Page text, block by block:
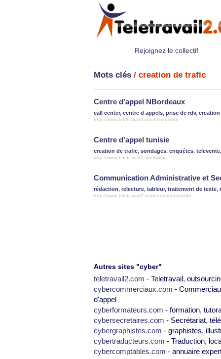
Rejoignez le collectif
Mots clés / creation de trafic
Centre d'appel NBordeaux
call center, centre d appels, prise de rdv,
http://www.teletravail2.com/telconcept
Centre d'appel tunisie
creation de trafic, sondages, enquétes, televente
http://www.teletravail2.com/wiem
Communication Administrative et
rédaction, relecture, tableur, traitement de texte,
http://www.teletravail2.com/toutadomicile45
Autres sites "cyber"
teletravail2.com - Teletravail,
cybercommerciaux.com -
d'appel
cyberformateurs.com - formation,
cybersecretaires.com - Secrétariat,
cybergraphistes.com - graphistes,
cybertraducteurs.com - Traduction,
cybercomptables.com - annuaire